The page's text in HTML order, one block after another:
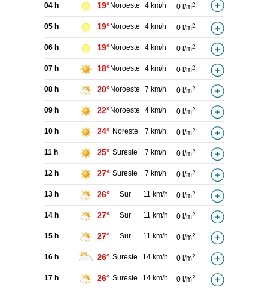
04 h 19° Noroeste 4 km/h 0 l/m2
05 h 19° Noroeste 4 km/h 0 l/m2
06 h 19° Noroeste 4 km/h 0 l/m2
07 h 18° Noroeste 4 km/h 0 l/m2
08 h 20° Noroeste 7 km/h 0 l/m2
09 h 22° Noroeste 4 km/h 0 l/m2
10 h 24° Noreste 7 km/h 0 l/m2
11 h 25° Sureste 7 km/h 0 l/m2
12 h 27° Sureste 7 km/h 0 l/m2
13 h 26° Sur 11 km/h 0 l/m2
14 h 27° Sur 11 km/h 0 l/m2
15 h 27° Sur 11 km/h 0 l/m2
16 h 26° Sureste 14 km/h 0 l/m2
17 h 26° Sureste 14 km/h 0 l/m2